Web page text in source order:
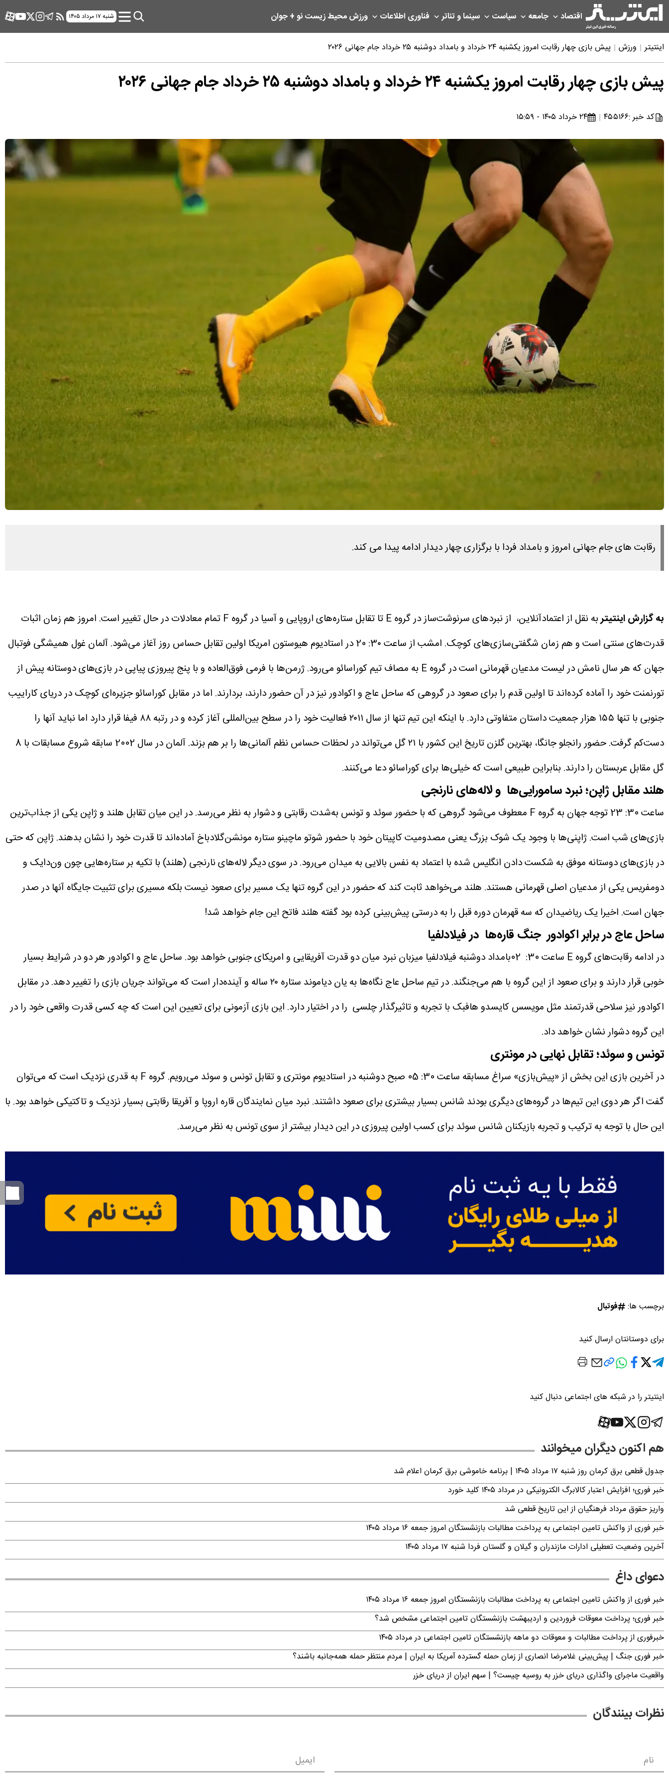
اقتصاد جامعه سیاست سینما و تئاتر فناوری اطلاعات ورزشمحیط زیستنو + جوان شنبه ۱۷ مرداد ۱۴۰۵
اینتیتر ورزش پیش بازی چهار رقابت امروز یکشنبه ۲۴ خرداد و بامداد دوشنبه ۲۵ خرداد جام جهانی ۲۰۲۶
پیش بازی چهار رقابت امروز یکشنبه ۲۴ خرداد و بامداد دوشنبه ۲۵ خرداد جام جهانی ۲۰۲۶
کد خبر :۴۵۵۱۶۶ ۲۴ خرداد ۱۴۰۵ - ۱۵:۵۹
رقابت های جام جهانی امروز و بامداد فردا با برگزاری چهار دیدار ادامه پیدا می کند.
به گزارش اینتیتر
به نقل از اعتمادآنلاین، از نبردهای سرنوشت‌‌ساز در گروه E تا تقابل ستاره‌های اروپایی و آسیا در گروه F تمام معادلات در حال تغییر است. امروز هم زمان اثبات
قدرت‌های سنتی است و هم زمان شگفتی‌‌سازی‌‌های کوچک.
امشب از ساعت 3۰: 20 در استادیوم هیوستون امریکا اولین تقابل حساس روز آغاز می‌شود. آلمان غول همیشگی فوتبال
جهان که هر سال نامش در لیست مدعیان قهرمانی است در گروه E به مصاف تیم کوراسائو می‌رود. ژرمن‌ها با فرمی فوق‌العاده و با پنج پیروزی پیاپی در بازی‌های دوستانه پیش از
تورنمنت خود را آماده کرده‌‌اند تا اولین قدم را برای صعود در گروهی که ساحل عاج و اکوادور نیز در آن حضور دارند، بردارند. اما در مقابل کوراسائو جزیره‌‌ای کوچک در دریای کاراییب
جنوبی با تنها ۱۵۵ هزار جمعیت داستان متفاوتی دارد. با اینکه این تیم تنها از سال ۲۰۱۱ فعالیت خود را در سطح بین‌المللی آغاز کرده و در رتبه ۸۸ فیفا قرار دارد اما نباید آنها را
دست‌کم گرفت. حضور رانجلو جانگا، بهترین گلزن تاریخ این کشور با ۲۱ گل می‌تواند در لحظات حساس نظم آلمانی‌‌ها را بر هم بزند. آلمان در سال 2002 سابقه شروع مسابقات با 8
گل مقابل عربستان را دارند. بنابراین طبیعی است که خیلی‌ها برای کوراسائو دعا می‌کنند.
هلند مقابل ژاپن؛ نبرد سامورایی‌‌ها و لاله‌های نارنجی
ساعت 30: 23 توجه جهان به گروه F معطوف می‌شود گروهی که با حضور سوئد و تونس به‌شدت رقابتی و دشوار به نظر می‌رسد. در این میان تقابل هلند و ژاپن یکی از جذاب‌‌ترین
بازی‌های شب است. ژاپنی‌‌ها با وجود یک شوک بزرگ یعنی مصدومیت کاپیتان خود با حضور شوتو ماچینو ستاره مونشن‌گلادباخ آماده‌‌اند تا قدرت خود را نشان بدهند. ژاپن که حتی
در بازی‌های دوستانه موفق به شکست دادن انگلیس شده با اعتماد به‌ نفس بالایی به میدان می‌رود.در سوی دیگر لاله‌های نارنجی (هلند) با تکیه بر ستاره‌هایی چون ون‌دایک و
دومفریس یکی از مدعیان اصلی قهرمانی هستند. هلند می‌خواهد ثابت کند که حضور در این گروه تنها یک مسیر برای صعود نیست بلکه مسیری برای تثبیت جایگاه آنها در صدر
جهان است. اخیرا یک ریاضیدان که سه قهرمان دوره قبل را به درستی پیش‌بینی کرده بود گفته هلند فاتح این جام خواهد شد!
ساحل عاج در برابر اکوادور جنگ قاره‌ها در فیلادلفیا
در ادامه رقابت‌‌های گروه E ساعت 30: 02بامداد دوشنبه فیلادلفیا میزبان نبرد میان دو قدرت آفریقایی و امریکای جنوبی خواهد بود. ساحل عاج و اکوادور هر دو در شرایط بسیار
خوبی قرار دارند و برای صعود از این گروه با هم می‌جنگند. در تیم ساحل عاج نگاه‌ها به یان دیاموند ستاره ۲۰ ساله و آینده‌‌دار است که می‌تواند جریان بازی را تغییر دهد. در مقابل
اکوادور نیز سلاحی قدرتمند مثل مویسس کایسدو هافبک با تجربه و تاثیرگذار چلسی را در اختیار دارد. این بازی آزمونی برای تعیین این است که چه کسی قدرت واقعی خود را در
این گروه دشوار نشان خواهد داد.
تونس و سوئد؛ تقابل نهایی در مونتری
در آخرین بازی این بخش از «پیش‌بازی» سراغ مسابقه ساعت 30: 05 صبح دوشنبه در استادیوم مونتری و تقابل تونس و سوئد می‌رویم. گروه F به قدری نزدیک است که می‌توان
گفت اگر هر دوی این تیم‌ها در گروه‌های دیگری بودند شانس بسیار بیشتری برای صعود داشتند. نبرد میان نمایندگان قاره اروپا و آفریقا رقابتی بسیار نزدیک و تاکتیکی خواهد بود. با
این حال با توجه به ترکیب و تجربه بازیکنان شانس سوئد برای کسب اولین پیروزی در این دیدار بیشتر از سوی تونس به نظر می‌رسد.
برچسب ها: فوتبال
برای دوستانتان ارسال کنید
اینتیتر را در شبکه های اجتماعی دنبال کنید
هم اکنون دیگران میخوانند
جدول قطعی برق کرمان روز شنبه ۱۷ مرداد ۱۴۰۵ | برنامه خاموشی برق کرمان اعلام شد
خبر فوری؛ افزایش اعتبار کالابرگ الکترونیکی در مرداد ۱۴۰۵ کلید خورد
واریز حقوق مرداد فرهنگیان از این تاریخ قطعی شد
خبر فوری از واکنش تامین اجتماعی به پرداخت مطالبات بازنشستگان امروز جمعه ۱۶ مرداد ۱۴۰۵
آخرین وضعیت تعطیلی ادارات مازندران و گیلان و گلستان فردا شنبه ۱۷ مرداد ۱۴۰۵
دعوای داغ
خبر فوری از واکنش تامین اجتماعی به پرداخت مطالبات بازنشستگان امروز جمعه ۱۶ مرداد ۱۴۰۵
خبر فوری؛ پرداخت معوقات فروردین و اردیبهشت بازنشستگان تامین اجتماعی مشخص شد؟
خبرفوری از پرداخت مطالبات و معوقات دو ماهه بازنشستگان تامین اجتماعی در مرداد ۱۴۰۵
خبر فوری جنگ | پیش‌بینی غلامرضا انصاری از زمان حمله گسترده آمریکا به ایران | مردم منتظر حمله همه‌جانبه باشند؟
واقعیت ماجرای واگذاری دریای خزر به روسیه چیست؟ | سهم ایران از دریای خزر
نظرات بینندگان
نام ایمیل